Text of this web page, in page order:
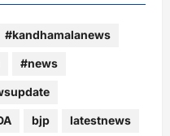
#kandhamalanews
#news
bjp latestnews